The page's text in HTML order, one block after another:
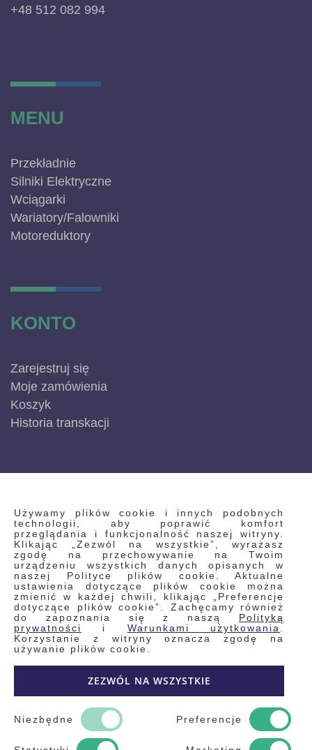
Używamy plików cookie i innych podobnych
technologii, aby poprawić komfort
przeglądania i funkcjonalność naszej witryny.
Klikając „Zezwól na wszystkie”, wyrażasz
zgodę na przechowywanie na Twoim
urządzeniu wszystkich danych opisanych w
naszej Polityce plików cookie. Aktualne
ustawienia dotyczące plików cookie można
zmienić w każdej chwili, klikając „Preferencje
dotyczące plików cookie”. Zachęcamy również
do zapoznania się z naszą Polityką
prywatności
i Warunkami użytkowania
Korzystanie z witryny oznacza zgodę na
używanie plików cookie.
ZEZWÓL NA WSZYSTKIE
Niezbędne Preferencje
+48 512 082 994
MENU
Przekładnie
Silniki Elektryczne
Wciągarki
Wariatory/Falowniki
Motoreduktory
KONTO
Zarejestruj się
Moje zamówienia
Koszyk
Historia transkacji
INFORMACJE
Regulamin
Polityka prywatności i pliki cookie
Wyszukiwane frazy
Wyszukiwanie zaawansowane
Zamówienia
Skontaktuj się z nami
Odstąp od umowy
Kontakt